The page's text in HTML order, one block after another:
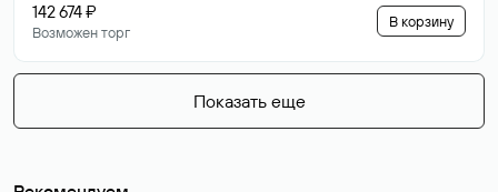
142 674 ₽
Возможен торг
В корзину
Показать еще